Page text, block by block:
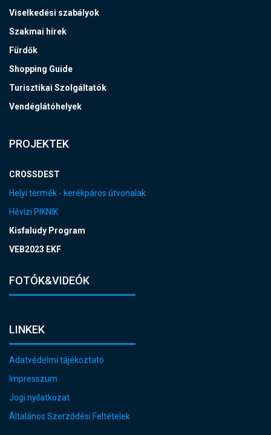
Viselkedési szabályok
Szakmai hírek
Fürdők
Shopping Guide
Turisztikai Szolgáltatók
Vendéglátóhelyek
PROJEKTEK
CROSSDEST
Helyi termék - kerékpáros útvonalak
Hévízi PIKNIK
Kisfaludy Program
VEB2023 EKF
FOTÓK&VIDEÓK
LINKEK
Adatvédelmi tájékoztató
Impresszum
Jogi nyilatkozat
Általános Szerződési Feltételek